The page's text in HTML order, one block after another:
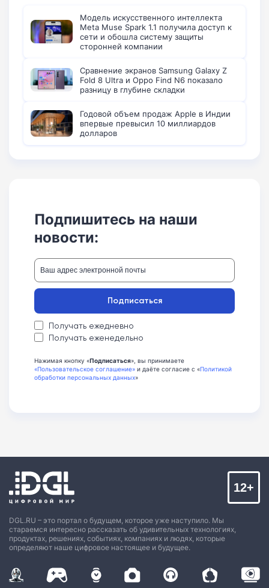
Модель искусственного интеллекта
Meta Muse Spark 1.1 получила доступ к
сети и обошла систему защиты
сторонней компании
Сравнение экранов Samsung Galaxy Z
Fold 8 Ultra и Oppo Find N6 показало
разницу в глубине складки
Годовой объем продаж Apple в Индии
впервые превысил 10 миллиардов
долларов
Подпишитесь на наши
новости:
Получать ежедневно
Получать еженедельно
Подписаться
Нажимая кнопку «Подписаться», вы принимаете
«Пользовательское соглашение» и даёте согласие с «Политикой
обработки персональных данных»
DGL.RU – это портал о будущем, которое уже наступило. Мы
стараемся интересно рассказать об удивительных технологиях,
продуктах, решениях, событиях, компаниях и людях, которые
определяют наше цифровое настоящее и будущее.
12+